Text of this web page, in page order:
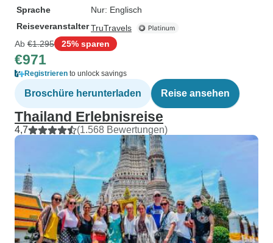
Sprache
Nur: Englisch
ReiseveranstalterTruTravels
Ab €1.295 25% sparen
€971
Registrieren to unlock savings
Broschüre herunterladen Reise ansehen
Thailand Erlebnisreise
4,7 (1.568 Bewertungen)